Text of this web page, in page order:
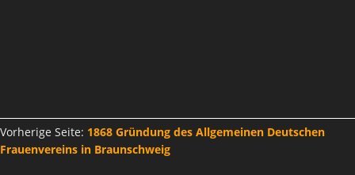
Vorherige Seite: 1868 Gründung des Allgemeinen Deutschen
Frauenvereins in Braunschweig